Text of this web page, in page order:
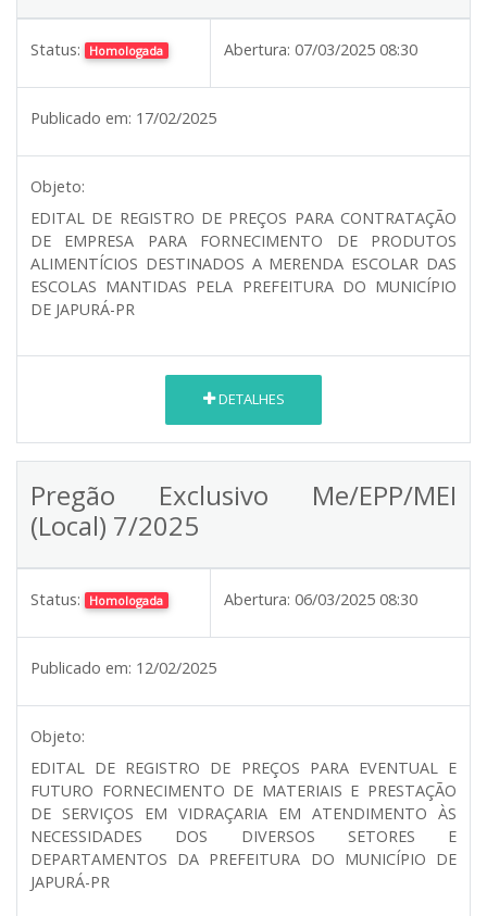
Status: Homologada Abertura: 07/03/2025 08:30
Publicado em: 17/02/2025
Objeto:
EDITAL DE REGISTRO DE PREÇOS PARA CONTRATAÇÃO
DE EMPRESA PARA FORNECIMENTO DE PRODUTOS
ALIMENTÍCIOS DESTINADOS A MERENDA ESCOLAR DAS
ESCOLAS MANTIDAS PELA PREFEITURA DO MUNICÍPIO
DE JAPURÁ-PR
DETALHES
Pregão Exclusivo Me/EPP/MEI
(Local) 7/2025
Status: Homologada Abertura: 06/03/2025 08:30
Publicado em: 12/02/2025
Objeto:
EDITAL DE REGISTRO DE PREÇOS PARA EVENTUAL E
FUTURO FORNECIMENTO DE MATERIAIS E PRESTAÇÃO
DE SERVIÇOS EM VIDRAÇARIA EM ATENDIMENTO ÀS
NECESSIDADES DOS DIVERSOS SETORES E
DEPARTAMENTOS DA PREFEITURA DO MUNICÍPIO DE
JAPURÁ-PR